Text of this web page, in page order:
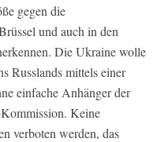
gegen die
und auch in den
Die Ukraine wolle
Russlands mittels einer
einfache Anhänger der
Keine
verboten werden, das